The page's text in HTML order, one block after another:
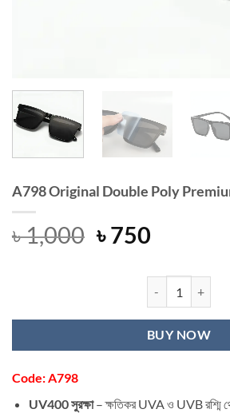
A798 Original Double Poly
৳1,000 Original
৳ 1,000.
৳750Current
is:
৳ 750.
A798
BUY NOW
Code: A798
UV400 সুরক্ষা– ক্ষতিকর UVA ও UVB রশ্মি